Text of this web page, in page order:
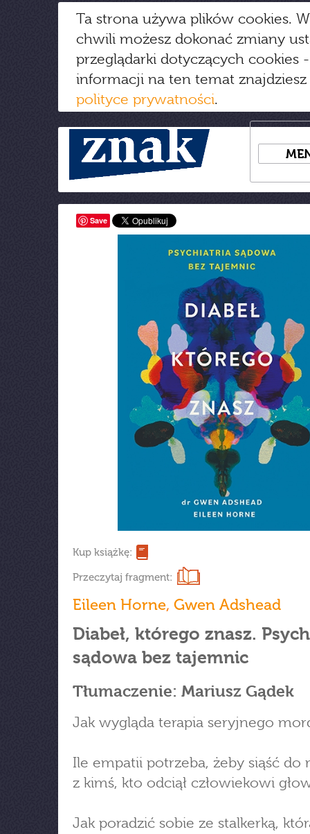
Ta strona używa plików cookies.
chwili możesz dokonać zmiany
przeglądarki dotyczących cookies
informacji na ten temat
polityce prywatności.
Save
Kup książkę:
Przeczytaj fragment:
Eileen Horne, Gwen Adshead
Diabeł, którego znasz.
sądowa bez tajemnic
Tłumaczenie: Mariusz Gądek
Jak wygląda terapia seryjnego
Ile empatii potrzeba, żeby siąść do
z kimś, kto odciął człowiekowi
Jak poradzić sobie ze stalkerką,